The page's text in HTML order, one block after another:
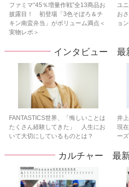
ファミマ“45％増量作戦”全13商品お
披露目！ 初登場「3色そぼろ＆チ
キン南蛮弁当」がボリューム満点＜
実物レポ＞
ユ
お
ョ
インタビュー 最
FANTASTICS世界、「悔しいことは
たくさん経験してきた」 人生にお
いて大切にしているものとは？
井
現
ーズ
カルチャー 最